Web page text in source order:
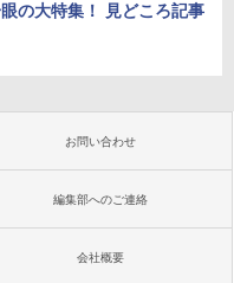
の大特集！ 見どころ記事
お問い合わせ
編集部へのご連絡
会社概要